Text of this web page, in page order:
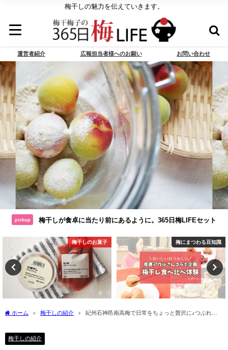
梅干しの魅力を伝えていきます。
運営者紹介 広報担当者様へのお願い お問い合わせ
pickup 梅干しが食卓に当たり前にあるように。365日梅LIFEセット
梅にまつわる豆知識 梅干しの紹介
ホーム 梅干しの紹介
紀州石神邑南高梅で日常をちょっと贅沢に♪つぶれ梅
梅干しの紹介